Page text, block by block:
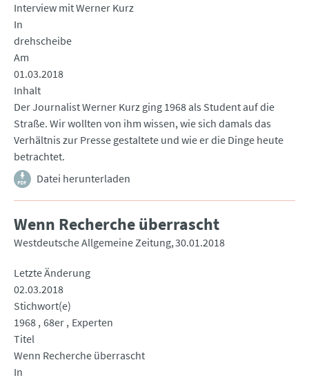
Interview mit Werner Kurz
In
drehscheibe
Am
01.03.2018
Inhalt
Der Journalist Werner Kurz ging 1968 als Student auf die
Straße. Wir wollten von ihm wissen, wie sich damals das
Verhältnis zur Presse gestaltete und wie er die Dinge heute
betrachtet.
Datei herunterladen
Wenn Recherche überrascht
Westdeutsche Allgemeine Zeitung 30.01.2018
Letzte Änderung
02.03.2018
Stichwort(e)
1968 68er Experten
Titel
Wenn Recherche überrascht
In